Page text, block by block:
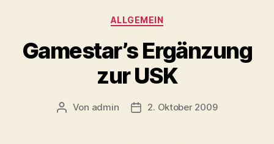
Kategorien
ALLGEMEIN
Gamestar’s Ergänzung
zur USK
Beitragsautor
Von admin Veröffentlichungsdatum
2. Oktober 2009